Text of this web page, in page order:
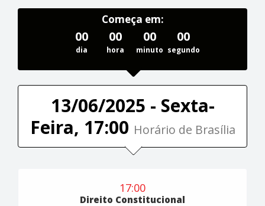
Começa em:
00
dia
00
hora
00
minuto
00
segundo
13/06/2025 - Sexta-
Feira, 17:00 Horário de Brasília
17:00
Direito Constitucional